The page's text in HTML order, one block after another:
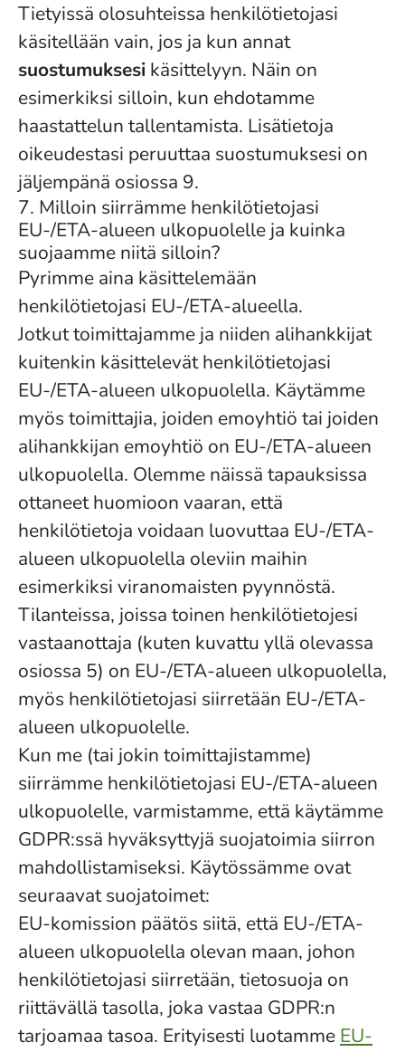
Tietyissä olosuhteissa henkilötietojasi
käsitellään vain, jos ja kun annat
suostumuksesi käsittelyyn. Näin on
esimerkiksi silloin, kun ehdotamme
haastattelun tallentamista. Lisätietoja
oikeudestasi peruuttaa suostumuksesi on
jäljempänä osiossa 9.
7. Milloin siirrämme henkilötietojasi
EU-/ETA-alueen ulkopuolelle ja kuinka
suojaamme niitä silloin?
Pyrimme aina käsittelemään
henkilötietojasi EU-/ETA-alueella.
Jotkut toimittajamme ja niiden alihankkijat
kuitenkin käsittelevät henkilötietojasi
EU-/ETA-alueen ulkopuolella. Käytämme
myös toimittajia, joiden emoyhtiö tai joiden
alihankkijan emoyhtiö on EU-/ETA-alueen
ulkopuolella. Olemme näissä tapauksissa
ottaneet huomioon vaaran, että
henkilötietoja voidaan luovuttaa EU-/ETA-
alueen ulkopuolella oleviin maihin
esimerkiksi viranomaisten pyynnöstä.
Tilanteissa, joissa toinen henkilötietojesi
vastaanottaja (kuten kuvattu yllä olevassa
osiossa 5) on EU-/ETA-alueen ulkopuolella,
myös henkilötietojasi siirretään EU-/ETA-
alueen ulkopuolelle.
Kun me (tai jokin toimittajistamme)
siirrämme henkilötietojasi EU-/ETA-alueen
ulkopuolelle, varmistamme, että käytämme
GDPR:ssä hyväksyttyjä suojatoimia siirron
mahdollistamiseksi. Käytössämme ovat
seuraavat suojatoimet:
EU-komission päätös siitä, että EU-/ETA-
alueen ulkopuolella olevan maan, johon
henkilötietojasi siirretään, tietosuoja on
riittävällä tasolla, joka vastaa GDPR:n
tarjoamaa tasoa. Erityisesti luotamme EU-